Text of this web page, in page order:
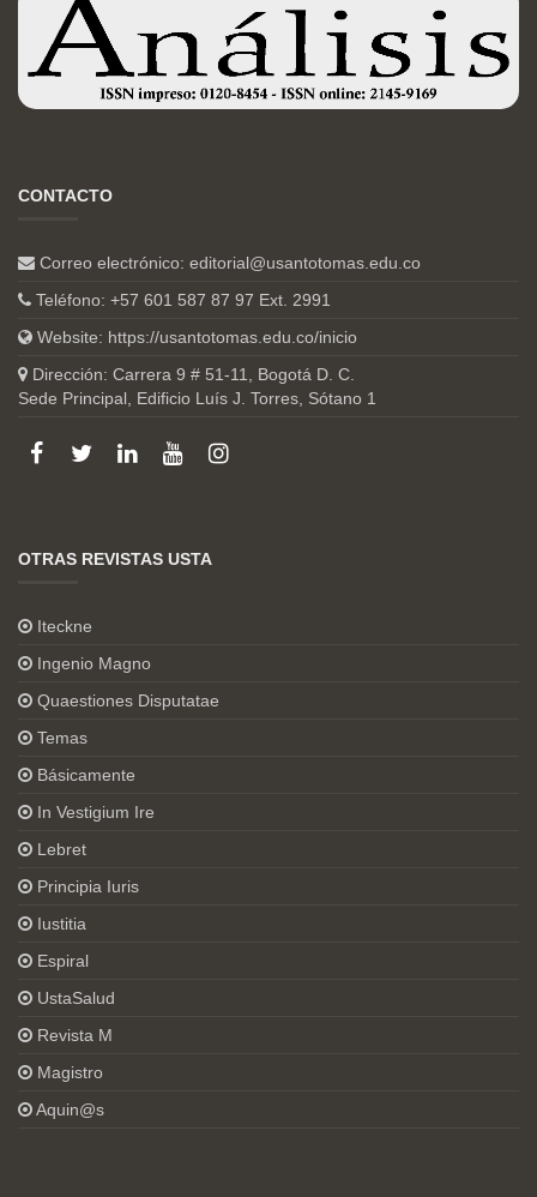
CONTACTO
Correo electrónico: editorial@usantotomas.edu.co
Teléfono: +57 601 587 87 97 Ext. 2991
Website: https://usantotomas.edu.co/inicio
Dirección: Carrera 9 # 51-11, Bogotá D. C.
Sede Principal, Edificio Luís J. Torres, Sótano 1
OTRAS REVISTAS USTA
Iteckne
Ingenio Magno
Quaestiones Disputatae
Temas
Básicamente
In Vestigium Ire
Lebret
Principia Iuris
Iustitia
Espiral
UstaSalud
Revista M
Magistro
Aquin@s